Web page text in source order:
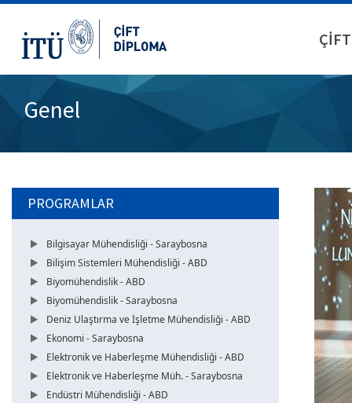
Genel
PROGRAMLAR
Bilgisayar Mühendisliği - Saraybosna
Bilişim Sistemleri Mühendisliği - ABD
Biyomühendislik - ABD
Biyomühendislik - Saraybosna
Deniz Ulaştırma ve İşletme Mühendisliği - ABD
Ekonomi - Saraybosna
Elektronik ve Haberleşme Mühendisliği - ABD
Elektronik ve Haberleşme Müh. - Saraybosna
Endüstri Mühendisliği - ABD